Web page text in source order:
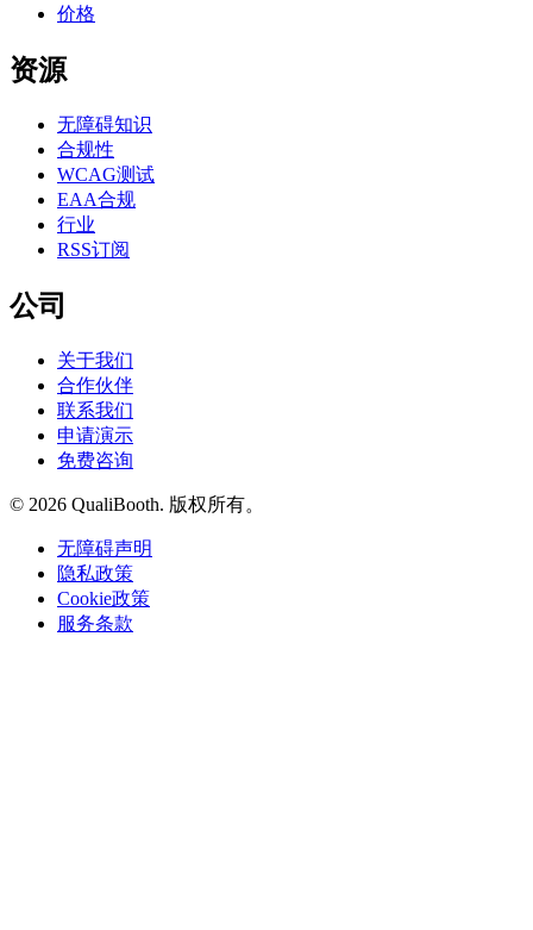
价格
资源
无障碍知识
合规性
WCAG测试
EAA合规
行业
RSS订阅
公司
关于我们
合作伙伴
联系我们
申请演示
免费咨询
© 2026 QualiBooth. 版权所有。
无障碍声明
隐私政策
Cookie政策
服务条款